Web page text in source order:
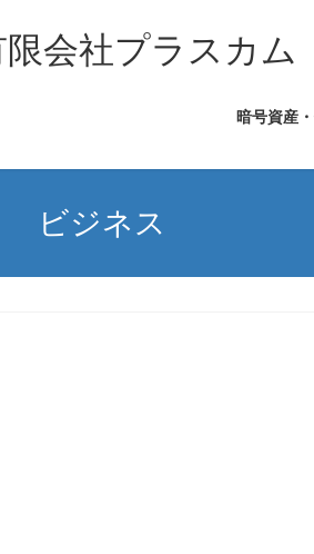
会社プラスカム
暗号資産
ビジネス